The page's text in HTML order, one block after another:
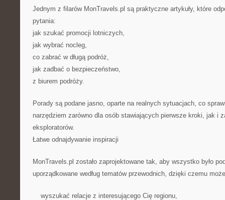
Jednym z filarów MonTravels.pl są praktyczne artykuły, które
pytania:
jak szukać promocji lotniczych,
jak wybrać nocleg,
co zabrać w długą podróż,
jak zadbać o bezpieczeństwo,
z biurem podróży.
Porady są podane jasno, oparte na realnych sytuacjach, co
narzędziem zarówno dla osób stawiających pierwsze kroki, jak i
eksploratorów.
Łatwe odnajdywanie inspiracji
MonTravels.pl zostało zaprojektowane tak, aby wszystko było
uporządkowane według tematów przewodnich, dzięki czemu
wyszukać relacje z interesującego Cię regionu,